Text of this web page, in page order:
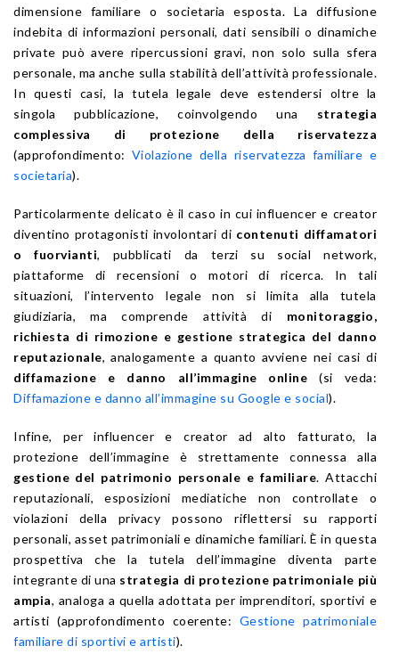
dimensione familiare o societaria esposta. La diffusione
indebita di informazioni personali, dati sensibili o dinamiche
private può avere ripercussioni gravi, non solo sulla sfera
personale, ma anche sulla stabilità dell’attività professionale.
In questi casi, la tutela legale deve estendersi oltre la
singola pubblicazione, coinvolgendo una strategia
complessiva di protezione della riservatezza
(approfondimento: Violazione della riservatezza familiare e
societaria).
Particolarmente delicato è il caso in cui influencer e creator
diventino protagonisti involontari di contenuti diffamatori
o fuorvianti, pubblicati da terzi su social network,
piattaforme di recensioni o motori di ricerca. In tali
situazioni, l’intervento legale non si limita alla tutela
giudiziaria, ma comprende attività di monitoraggio,
richiesta di rimozione e gestione strategica del danno
reputazionale, analogamente a quanto avviene nei casi di
diffamazione e danno all’immagine online(si veda:
Diffamazione e danno all’immagine su Google e social).
Infine, per influencer e creator ad alto fatturato, la
protezione dell’immagine è strettamente connessa alla
gestione del patrimonio personale e familiare. Attacchi
reputazionali, esposizioni mediatiche non controllate o
violazioni della privacy possono riflettersi su rapporti
personali, asset patrimoniali e dinamiche familiari. È in questa
prospettiva che la tutela dell’immagine diventa parte
integrante di una strategia di protezione patrimoniale più
ampia, analoga a quella adottata per imprenditori, sportivi e
artisti (approfondimento coerente: Gestione patrimoniale
familiare di sportivi e artisti).